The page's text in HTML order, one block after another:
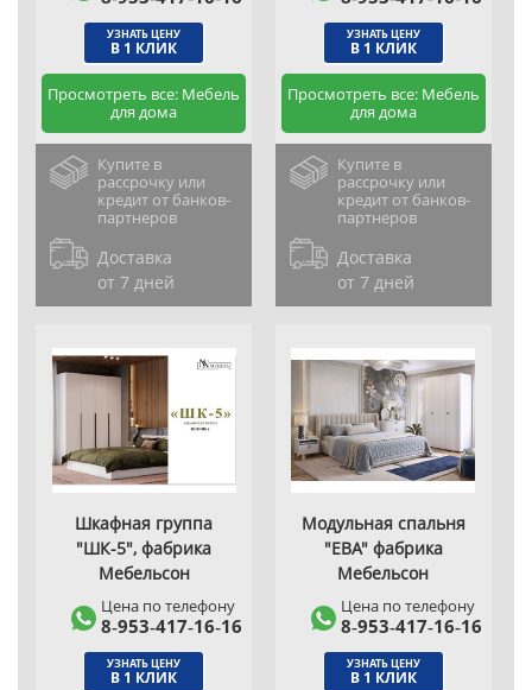
УЗНАТЬ ЦЕНУ
В 1 КЛИК
Просмотреть все: Мебель
для дома
Купите в
рассрочку или
кредит от банков-
партнеров
Доставка
от 7 дней
УЗНАТЬ ЦЕНУ
В 1 КЛИК
Просмотреть все: Мебель
для дома
Купите в
рассрочку или
кредит от банков-
партнеров
Доставка
от 7 дней
Шкафная группа
"ШК-5", фабрика
Мебельсон
Цена по телефону
8‑953‑417‑16‑16
УЗНАТЬ ЦЕНУ
В 1 КЛИК
Модульная спальня
"ЕВА" фабрика
Мебельсон
Цена по телефону
8‑953‑417‑16‑16
УЗНАТЬ ЦЕНУ
В 1 КЛИК